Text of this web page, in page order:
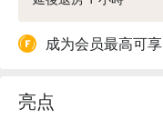
成为会员最高可
亮点